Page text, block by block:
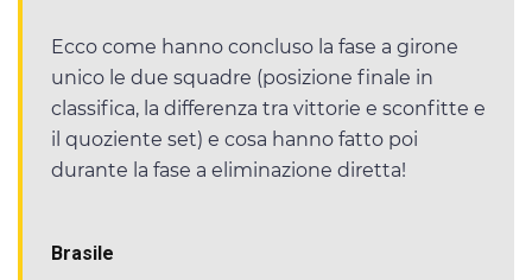
Ecco come hanno concluso la fase a girone
unico le due squadre (posizione finale in
classifica, la differenza tra vittorie e sconfitte e
il quoziente set) e cosa hanno fatto poi
durante la fase a eliminazione diretta!
Brasile